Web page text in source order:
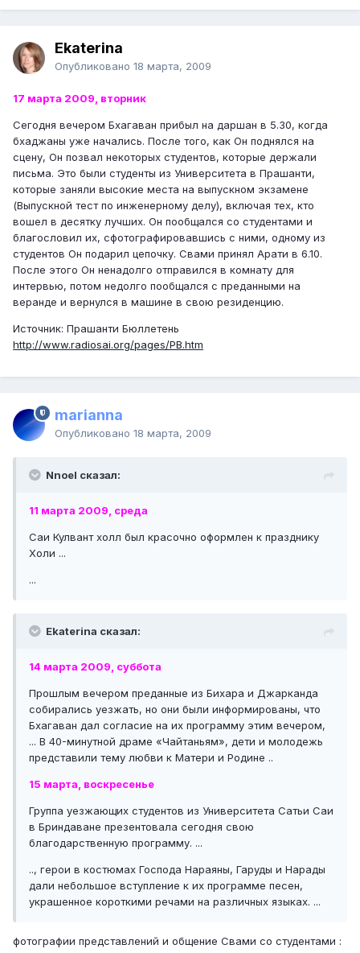
Ekaterina
Опубликовано 18 марта, 2009
17 марта 2009, вторник
Сегодня вечером Бхагаван прибыл на даршан в 5.30, когда
бхаджаны уже начались. После того, как Он поднялся на
сцену, Он позвал некоторых студентов, которые держали
письма. Это были студенты из Университета в Прашанти,
которые заняли высокие места на выпускном экзамене
(Выпускной тест по инженерному делу), включая тех, кто
вошел в десятку лучших. Он пообщался со студентами и
благословил их, сфотографировавшись с ними, одному из
студентов Он подарил цепочку. Свами принял Арати в 6.10.
После этого Он ненадолго отправился в комнату для
интервью, потом недолго пообщался с преданными на
веранде и вернулся в машине в свою резиденцию.
Источник: Прашанти Бюллетень
http://www.radiosai.org/pages/PB.htm
marianna
Опубликовано 18 марта, 2009
Nnoel сказал:
11 марта 2009, среда
Саи Кулвант холл был красочно оформлен к празднику
Холи ...
...
Ekaterina сказал:
14 марта 2009, суббота
Прошлым вечером преданные из Бихара и Джарканда
собирались уезжать, но они были информированы, что
Бхагаван дал согласие на их программу этим вечером,
... В 40-минутной драме «Чайтаньям», дети и молодежь
представили тему любви к Матери и Родине ..
15 марта, воскресенье
Группа уезжающих студентов из Университета Сатьи Саи
в Бриндаване презентовала сегодня свою
благодарственную программу. ...
.., герои в костюмах Господа Нараяны, Гаруды и Нарады
дали небольшое вступление к их программе песен,
украшенное короткими речами на различных языках. ...
фотографии представлений и общение Свами со студентами :